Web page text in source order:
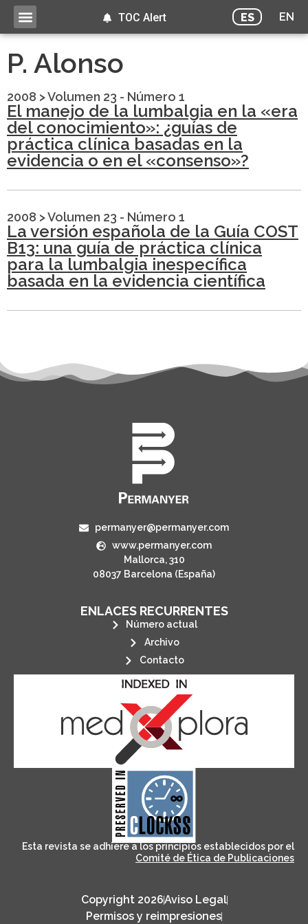
ES EN
TOC Alert
P. Alonso
2008 >Volumen 23 - Número 1
El manejo de la lumbalgia en la «era
del conocimiento»: ¿guías de
práctica clínica basadas en la
evidencia o en el «consenso»?
2008 >Volumen 23 - Número 1
La versión española de la Guía COST
B13: una guía de práctica clínica
para la lumbalgia inespecífica
basada en la evidencia científica
permanyer@permanyer.com
www.permanyer.com
Mallorca, 310
08037 Barcelona (España)
ENLACES RECURRENTES
Número actual
Archivo
Contacto
CLOCKSS is a dak archive that
ensures the long-term survival
of web-based scholary
publications, governed by and for
its stakeholders.
Esta revista se adhiere a los principios establecidos por el
Comité de Ética de Publicaciones
Copyright 2026Aviso Legal
Permisos y reimpresiones